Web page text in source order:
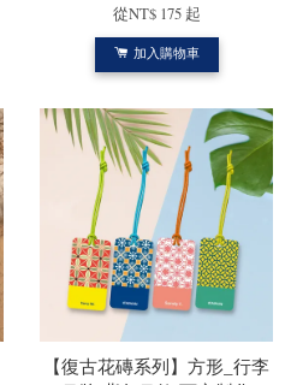
從NT$ 175 起
加入購物車
【復古花磚系列】方形_行李